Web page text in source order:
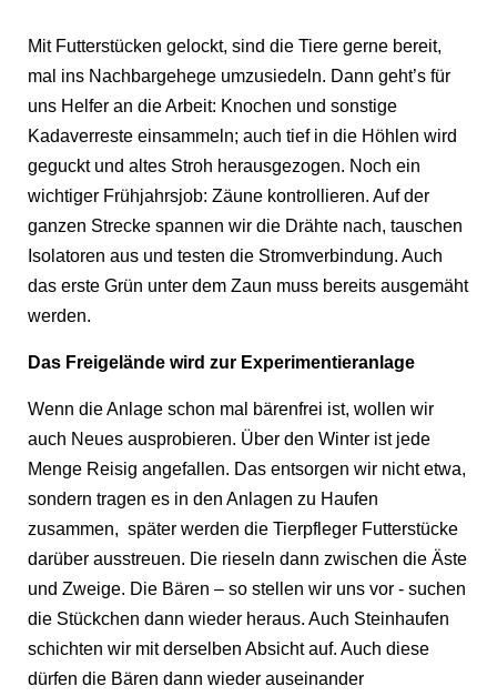
Mit Futterstücken gelockt, sind die Tiere gerne bereit,
mal ins Nachbargehege umzusiedeln. Dann geht’s für
uns Helfer an die Arbeit: Knochen und sonstige
Kadaverreste einsammeln; auch tief in die Höhlen wird
geguckt und altes Stroh herausgezogen. Noch ein
wichtiger Frühjahrsjob: Zäune kontrollieren. Auf der
ganzen Strecke spannen wir die Drähte nach, tauschen
Isolatoren aus und testen die Stromverbindung. Auch
das erste Grün unter dem Zaun muss bereits ausgemäht
werden.
Das Freigelände wird zur Experimentieranlage
Wenn die Anlage schon mal bärenfrei ist, wollen wir
auch Neues ausprobieren. Über den Winter ist jede
Menge Reisig angefallen. Das entsorgen wir nicht etwa,
sondern tragen es in den Anlagen zu Haufen
zusammen, später werden die Tierpfleger Futterstücke
darüber ausstreuen. Die rieseln dann zwischen die Äste
und Zweige. Die Bären – so stellen wir uns vor - suchen
die Stückchen dann wieder heraus. Auch Steinhaufen
schichten wir mit derselben Absicht auf. Auch diese
dürfen die Bären dann wieder auseinander